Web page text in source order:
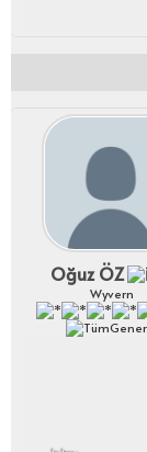
Oğuz ÖZ
Wyvern